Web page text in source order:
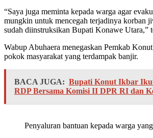
“Saya juga meminta kepada warga agar
mungkin untuk mencegah terjadinya korban
sudah diinstruksikan Bupati Konawe Utara,”
Wabup Abuhaera menegaskan Pemkab
pokok masyarakat yang terdampak banjir.
BACA JUGA: Bupati Konut Ikbar
RDP Bersama Komisi II DPR RI dan
Penyaluran bantuan kepada warga